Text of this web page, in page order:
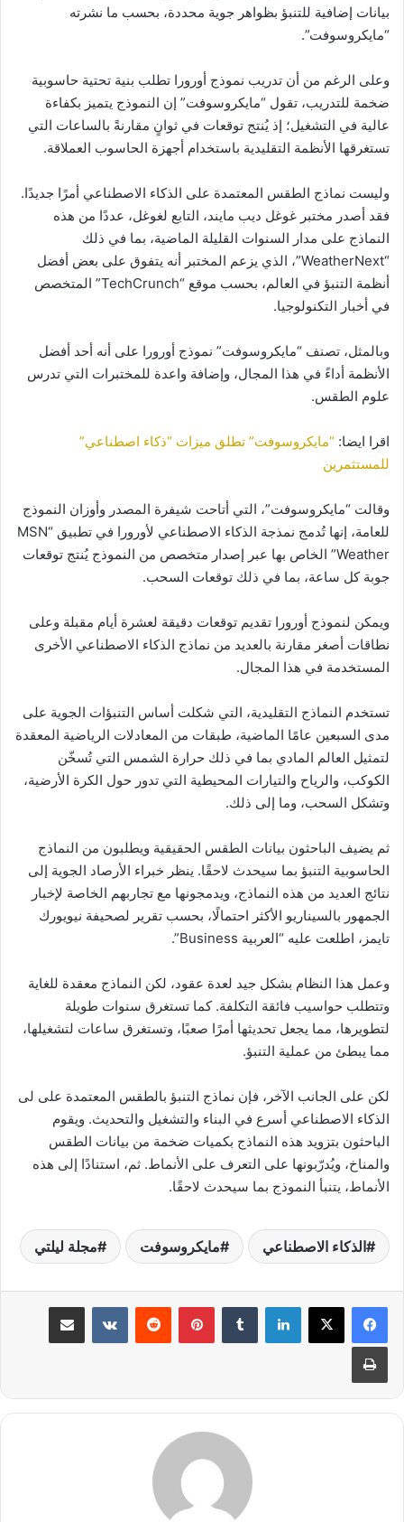
بيانات إضافية للتنبؤ بظواهر جوية محددة، بحسب ما نشرته
“مايكروسوفت”.
وعلى الرغم من أن تدريب نموذج أورورا تطلب بنية تحتية حاسوبية
ضخمة للتدريب، تقول “مايكروسوفت” إن النموذج يتميز بكفاءة
عالية في التشغيل؛ إذ يُنتج توقعات في ثوانٍ مقارنةً بالساعات التي
تستغرقها الأنظمة التقليدية باستخدام أجهزة الحاسوب العملاقة.
وليست نماذج الطقس المعتمدة على الذكاء الاصطناعي أمرًا جديدًا.
فقد أصدر مختبر غوغل ديب مايند، التابع لغوغل، عددًا من هذه
النماذج على مدار السنوات القليلة الماضية، بما في ذلك
“WeatherNext”، الذي يزعم المختبر أنه يتفوق على بعض أفضل
أنظمة التنبؤ في العالم، بحسب موقع “TechCrunch” المتخصص
في أخبار التكنولوجيا.
وبالمثل، تصنف “مايكروسوفت” نموذج أورورا على أنه أحد أفضل
الأنظمة أداءً في هذا المجال، وإضافة واعدة للمختبرات التي تدرس
علوم الطقس.
اقرا ايضا: “مايكروسوفت” تطلق ميزات “ذكاء اصطناعي”
للمستثمرين
وقالت “مايكروسوفت”، التي أتاحت شيفرة المصدر وأوزان النموذج
للعامة، إنها تُدمج نمذجة الذكاء الاصطناعي لأورورا في تطبيق “MSN
Weather” الخاص بها عبر إصدار متخصص من النموذج يُنتج توقعات
جوبة كل ساعة، بما في ذلك توقعات السحب.
ويمكن لنموذج أورورا تقديم توقعات دقيقة لعشرة أيام مقبلة وعلى
نطاقات أصغر مقارنة بالعديد من نماذج الذكاء الاصطناعي الأخرى
المستخدمة في هذا المجال.
تستخدم النماذج التقليدية، التي شكلت أساس التنبؤات الجوية على
مدى السبعين عامًا الماضية، طبقات من المعادلات الرياضية المعقدة
لتمثيل العالم المادي بما في ذلك حرارة الشمس التي تُسخّن
الكوكب، والرياح والتيارات المحيطية التي تدور حول الكرة الأرضية،
وتشكل السحب، وما إلى ذلك.
ثم يضيف الباحثون بيانات الطقس الحقيقية ويطلبون من النماذج
الحاسوبية التنبؤ بما سيحدث لاحقًا. ينظر خبراء الأرصاد الجوية إلى
نتائج العديد من هذه النماذج، ويدمجونها مع تجاربهم الخاصة لإخبار
الجمهور بالسيناريو الأكثر احتمالًا، بحسب تقرير لصحيفة نيويورك
تايمز، اطلعت عليه “العربية Business”.
وعمل هذا النظام بشكل جيد لعدة عقود، لكن النماذج معقدة للغاية
وتتطلب حواسيب فائقة التكلفة. كما تستغرق سنوات طويلة
لتطويرها، مما يجعل تحديثها أمرًا صعبًا، وتستغرق ساعات لتشغيلها،
مما يبطئ من عملية التنبؤ.
لكن على الجانب الآخر، فإن نماذج التنبؤ بالطقس المعتمدة على لى
الذكاء الاصطناعي أسرع في البناء والتشغيل والتحديث. ويقوم
الباحثون بتزويد هذه النماذج بكميات ضخمة من بيانات الطقس
والمناخ، ويُدرّبونها على التعرف على الأنماط. ثم، استنادًا إلى هذه
الأنماط، يتنبأ النموذج بما سيحدث لاحقًا.
الذكاء الاصطناعي مايكروسوفت مجلة ليلتي
لينكدإن بينتيريست مشاركة عبر البريد
طباعة